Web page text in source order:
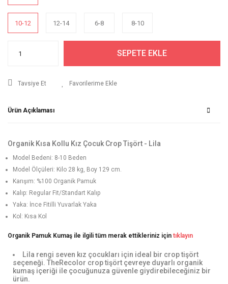
10-12 12-14 6-8 8-10
SEPETE EKLE
Tavsiye Et
Ürün Açıklaması
Organik Kısa Kollu Kız Çocuk Crop Tişört - Lila
Model Bedeni: 8-10 Beden
Model Ölçüleri: Kilo 28 kg, Boy 129 cm.
Karışım: %100 Organik Pamuk
Kalıp: Regular Fit/Standart Kalıp
Yaka: İnce Fitilli Yuvarlak Yaka
Kol: Kısa Kol
Organik Pamuk Kumaş ile ilgili tüm merak ettikleriniz için tıklayın
Lila rengi seven kız çocukları için ideal bir crop tişört
seçeneği. TheRecolor crop tişört çevreye duyarlı organik
kumaş içeriği ile çocuğunuza güvenle giydirebileceğiniz bir
ürün.